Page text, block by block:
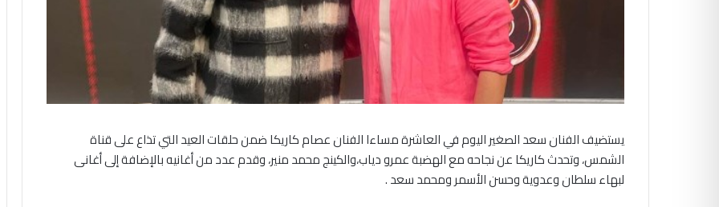
يستضيف الفنان سعد الصغير اليوم في العاشرة مساءا الفنان عصام كاريكا ضمن حلقات العيد التي تذاع على قناة
الشمس، وتحدث كاريكا عن نجاحه مع الهضبة عمرو دياب،والكينج محمد منير، وقدم عدد من أغانيه بالإضافة إلى أغانى
لبهاء سلطان وعدوية وحسن الأسمر ومحمد سعد .